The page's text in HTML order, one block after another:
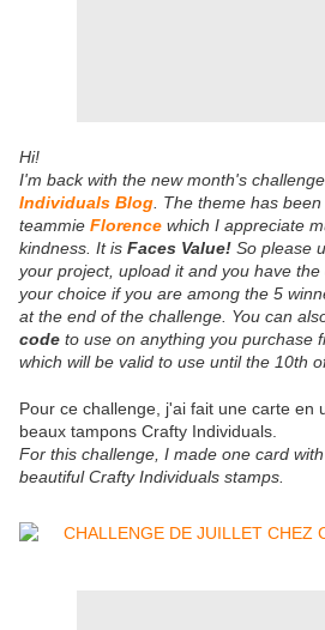
Hi!
I'm back with the new month's
Individuals Blog . The theme has
teammie Florence which I appreciate
kindness. It is Faces Value! So please
your project, upload it and you have
your choice if you are among the 5
at the end of the challenge. You can
code to use on anything you purchase
which will be valid to use until the 10th
Pour ce challenge, j'ai fait une carte en
beaux tampons Crafty Individuals.
For this challenge, I made one card
beautiful Crafty Individuals stamps.